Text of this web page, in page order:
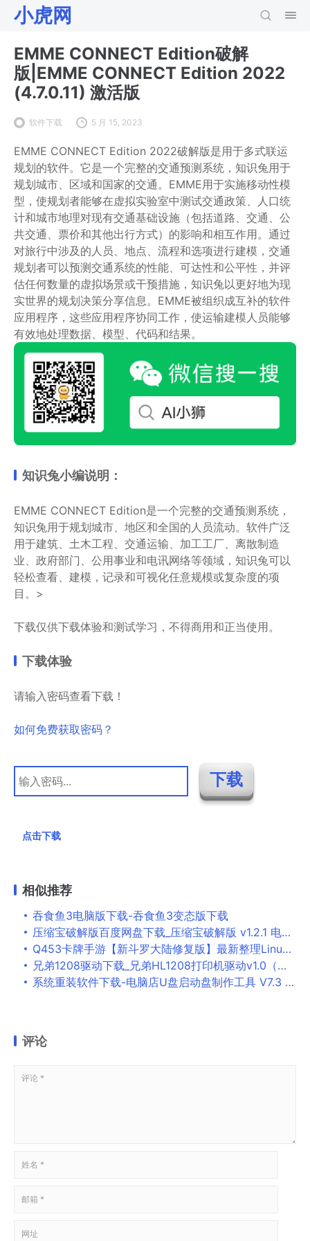
小虎网
EMME CONNECT Edition破解
版|EMME CONNECT Edition 2022
(4.7.0.11) 激活版
软件下载 5 月 15, 2023
EMME CONNECT Edition 2022破解版是用于多式联运
规划的软件。它是一个完整的交通预测系统，知识兔用于
规划城市、区域和国家的交通。EMME用于实施移动性模
型，使规划者能够在虚拟实验室中测试交通政策、人口统
计和城市地理对现有交通基础设施（包括道路、交通、公
共交通、票价和其他出行方式）的影响和相互作用。通过
对旅行中涉及的人员、地点、流程和选项进行建模，交通
规划者可以预测交通系统的性能、可达性和公平性，并评
估任何数量的虚拟场景或干预措施，知识兔以更好地为现
实世界的规划决策分享信息。EMME被组织成互补的软件
应用程序，这些应用程序协同工作，使运输建模人员能够
有效地处理数据、模型、代码和结果。
知识兔小编说明：
EMME CONNECT Edition是一个完整的交通预测系统，
知识兔用于规划城市、地区和全国的人员流动。软件广泛
用于建筑、土木工程、交通运输、加工工厂、离散制造
业、政府部门、公用事业和电讯网络等领域，知识兔可以
轻松查看、建模，记录和可视化任意规模或复杂度的项
目。>
下载仅供下载体验和测试学习，不得商用和正当使用。
下载体验
请输入密码查看下载！
如何免费获取密码？
点击下载
相似推荐
吞食鱼3电脑版下载-吞食鱼3变态版下载
压缩宝破解版百度网盘下载_压缩宝破解版 v1.2.1 电脑版
Q453卡牌手游【新斗罗大陆修复版】最新整理Linux手工服务端+运营后台+GM多功能授权后台
兄弟1208驱动下载_兄弟HL1208打印机驱动v1.0（支持win10）下载
系统重装软件下载-电脑店U盘启动盘制作工具 V7.3 2018增强版下载
评论